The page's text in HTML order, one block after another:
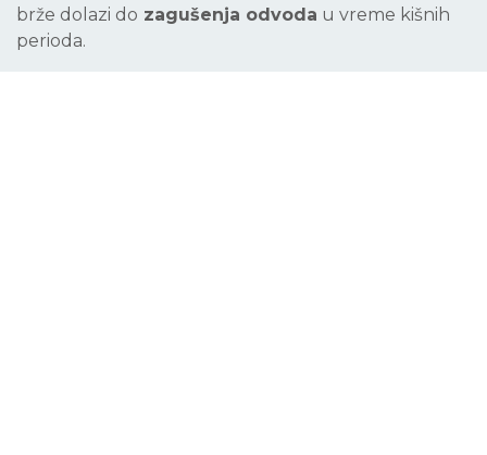
brže dolazi do zagušenja odvoda u vreme kišnih
perioda.